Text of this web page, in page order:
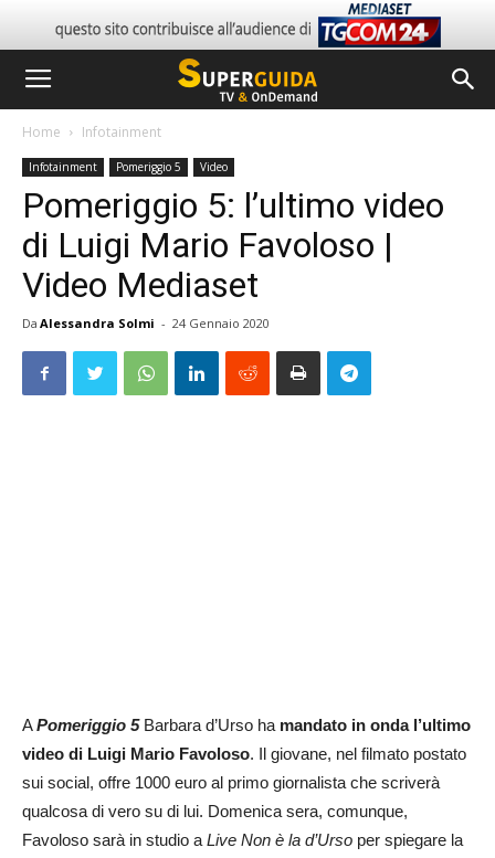
Home Infotainment
Infotainment Pomeriggio 5 Video
Pomeriggio 5: l’ultimo video
di Luigi Mario Favoloso |
Video Mediaset
Da Alessandra Solmi - 24 Gennaio 2020
APomeriggio 5Barbara d’Urso ha mandato in onda l’ultimo
video di Luigi Mario Favoloso. Il giovane, nel filmato postato
sui social, offre 1000 euro al primo giornalista che scriverà
qualcosa di vero su di lui. Domenica sera, comunque,
Favoloso sarà in studio aLive Non è la d’Urso per spiegare la